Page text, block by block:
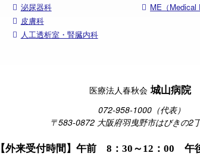
泌尿器科
皮膚科
人工透析室・腎臓内科
ME（Medical
医療法人春秋会 城山病院
072-958-1000（代表）
〒583-0872 大阪府羽曳野市はびきの2
【外来受付時間】午前 8：30～12：00 午